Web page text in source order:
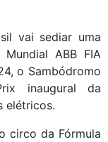
vai sediar uma
ABB FIA
o Sambódromo
inaugural da
elétricos.
circo da Fórmula